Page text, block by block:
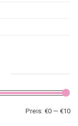
Preis: €0 — €10